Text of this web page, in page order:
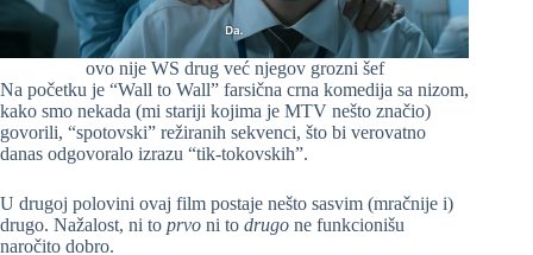
ovo nije WS drug već njegov grozni šef
Na početku je “Wall to Wall” farsična crna komedija sa nizom,
kako smo nekada (mi stariji kojima je MTV nešto značio)
govorili, “spotovski” režiranih sekvenci, što bi verovatno
danas odgovoralo izrazu “tik-tokovskih”.
U drugoj polovini ovaj film postaje nešto sasvim (mračnije i)
drugo. Nažalost, ni to prvo ni to drugo ne funkcionišu
naročito dobro.